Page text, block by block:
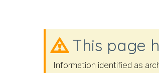
This page
Information identified as